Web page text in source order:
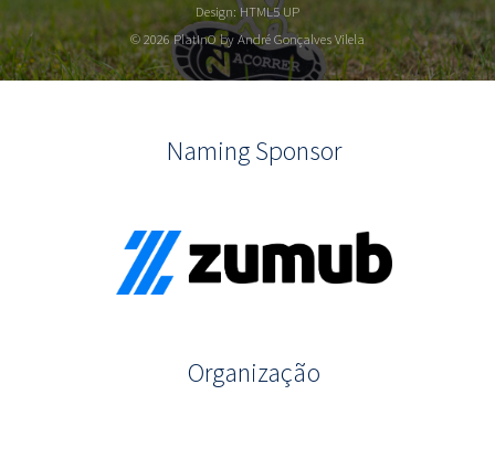
Design:HTML5 UP
© 2026 PlatInO by André Gonçalves Vilela
Naming Sponsor
Organização